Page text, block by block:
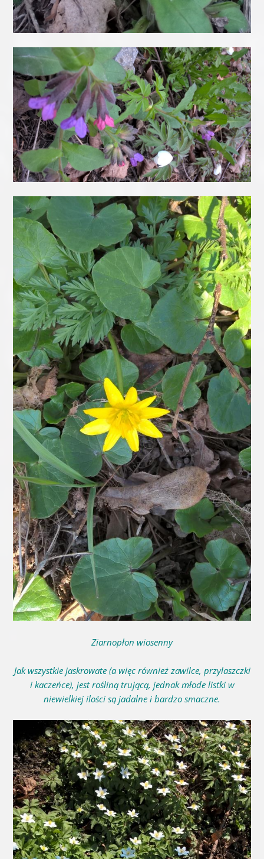
Ziarnopłon wiosenny
Jak wszystkie jaskrowate (a więc również zawilce, przylaszczki
i kaczeńce), jest rośliną trującą, jednak młode listki w
niewielkiej ilości są jadalne i bardzo smaczne.